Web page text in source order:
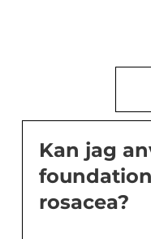
Kan jag
rosacea?